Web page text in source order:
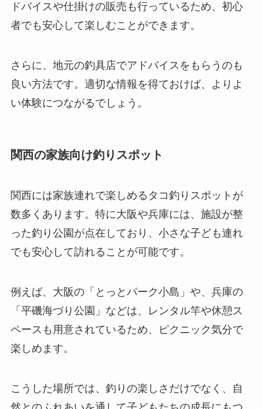
ドバイスや仕掛けの販売も行っているため、初心
者でも安心して楽しむことができます。
さらに、地元の釣具店でアドバイスをもらうのも
良い方法です。適切な情報を得ておけば、よりよ
い体験につながるでしょう。
関西の家族向け釣りスポット
関西には家族連れで楽しめるタコ釣りスポットが
数多くあります。特に大阪や兵庫には、施設が整
った釣り公園が点在しており、小さな子ども連れ
でも安心して訪れることが可能です。
例えば、大阪の「とっとパーク小島」や、兵庫の
「平磯海づり公園」などは、レンタル竿や休憩ス
ペースも用意されているため、ピクニック気分で
楽しめます。
こうした場所では、釣りの楽しさだけでなく、自